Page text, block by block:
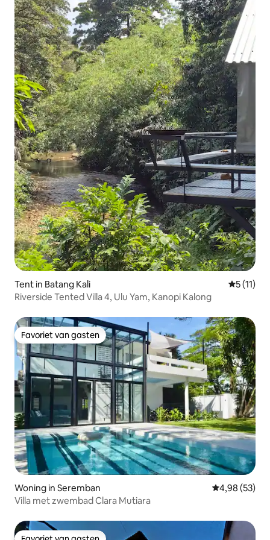
Tent in Batang Kali
5 (11)
Riverside Tented Villa 4, Ulu Yam, Kanopi Kalong
Favoriet van gasten
Favoriet van gasten
Woning in Seremban Gemiddelde
4,98 (53)
Villa met zwembad Clara Mutiara